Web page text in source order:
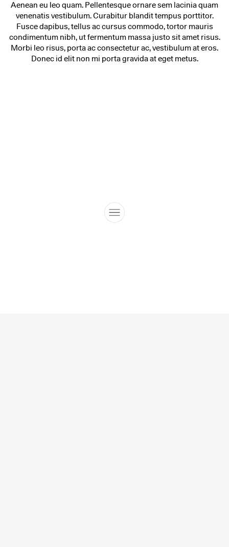
Aenean eu leo quam. Pellentesque ornare sem lacinia quam
venenatis vestibulum. Curabitur blandit tempus porttitor.
Fusce dapibus, tellus ac cursus commodo, tortor mauris
condimentum nibh, ut fermentum massa justo sit amet risus.
Morbi leo risus, porta ac consectetur ac, vestibulum at eros.
Donec id elit non mi porta gravida at eget metus.